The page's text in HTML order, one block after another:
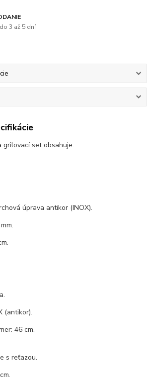
3 až 5 dní
grilovací set obsahuje:
úprava antikor (INOX).
(antikor).
46 cm.
s reťazou.